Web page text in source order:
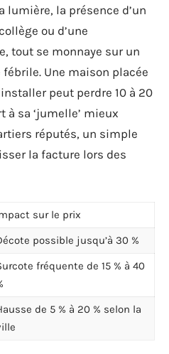
lumière, la présence d’un
ou d’une
tout se monnaye sur un
Une maison placée
peut perdre 10 à 20
à sa ‘jumelle’ mieux
réputés, un simple
la facture lors des
sur le prix
possible jusqu’à 30 %
fréquente de 15 % à 40
de 5 % à 20 % selon la